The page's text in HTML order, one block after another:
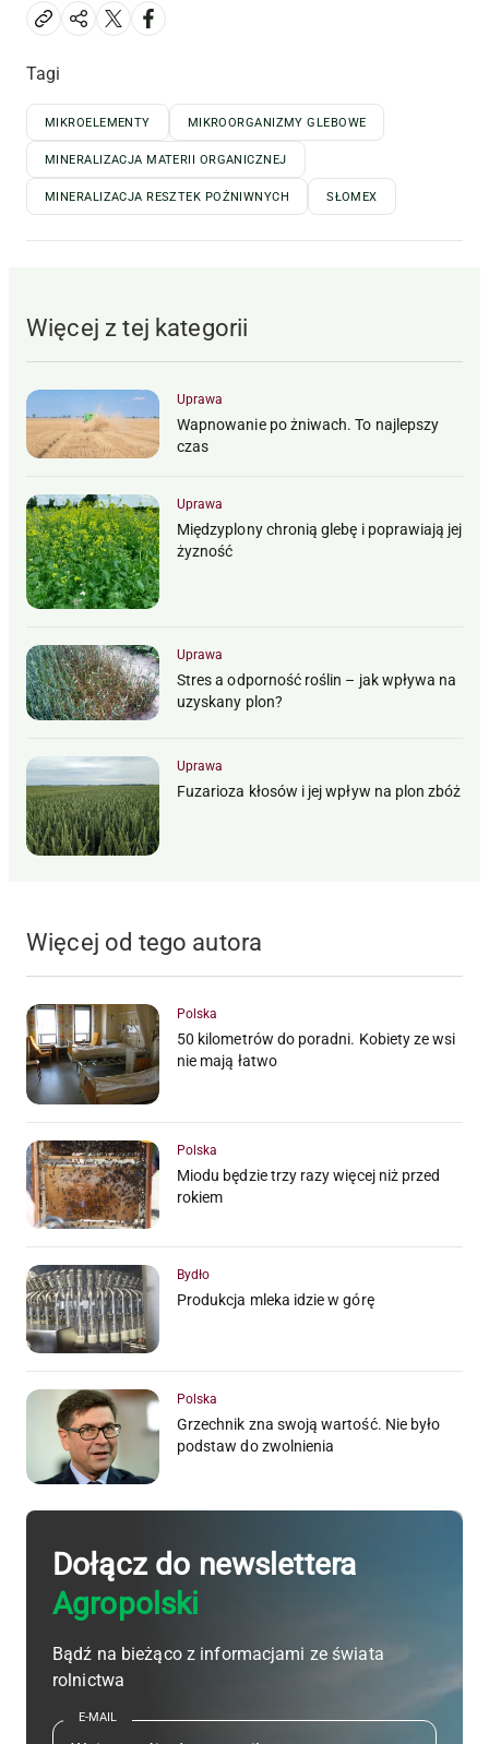
Tagi
MIKROELEMENTY MIKROORGANIZMY GLEBOWE
MINERALIZACJA MATERII ORGANICZNEJ
MINERALIZACJA RESZTEK POŻNIWNYCH SŁOMEX
Więcej z tej kategorii
Uprawa
Wapnowanie po żniwach. To najlepszy
czas
Uprawa
Międzyplony chronią glebę i poprawiają jej
żyzność
Uprawa
Stres a odporność roślin – jak wpływa na
uzyskany plon?
Uprawa
Fuzarioza kłosów i jej wpływ na plon zbóż
Więcej od tego autora
Polska
50 kilometrów do poradni. Kobiety ze wsi
nie mają łatwo
Polska
Miodu będzie trzy razy więcej niż przed
rokiem
Bydło
Produkcja mleka idzie w górę
Polska
Grzechnik zna swoją wartość. Nie było
podstaw do zwolnienia
Dołącz do newslettera
Agropolski
Bądź na bieżąco z informacjami ze świata
rolnictwa
E-MAIL